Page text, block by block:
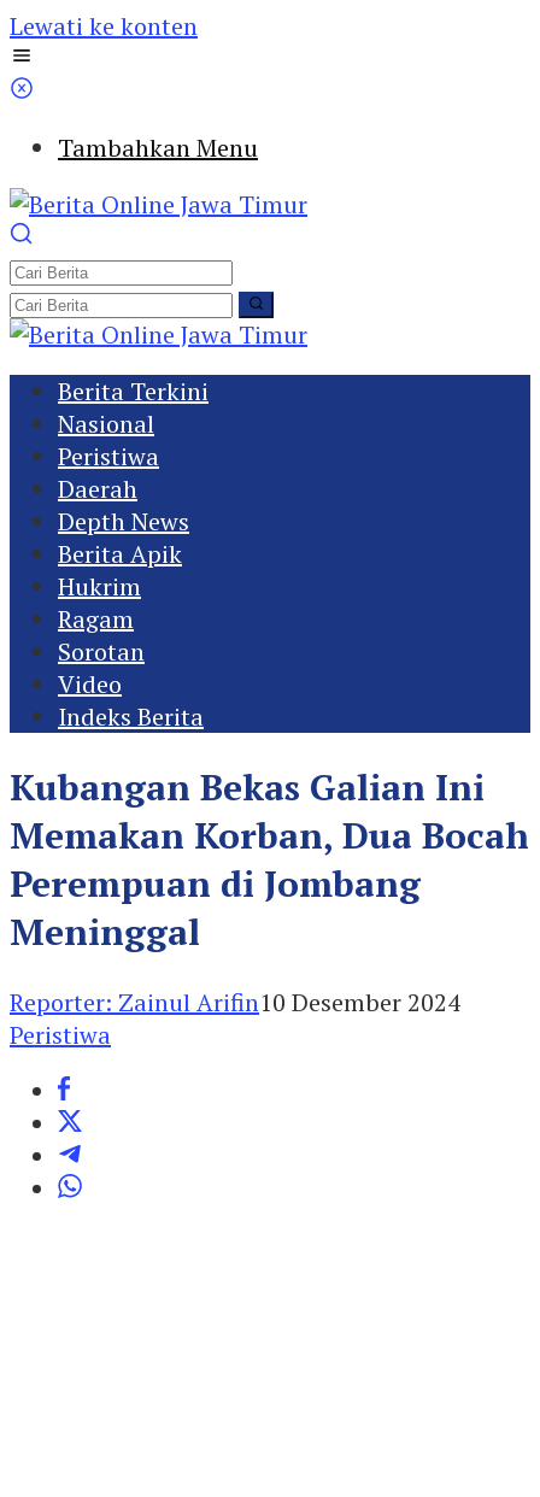
Lewati ke konten
Tambahkan Menu
Berita Terkini
Nasional
Peristiwa
Daerah
Depth News
Berita Apik
Hukrim
Ragam
Sorotan
Video
Indeks Berita
Kubangan Bekas Galian Ini
Memakan Korban, Dua Bocah
Perempuan di Jombang
Meninggal
Reporter: Zainul Arifin10 Desember 2024
Peristiwa